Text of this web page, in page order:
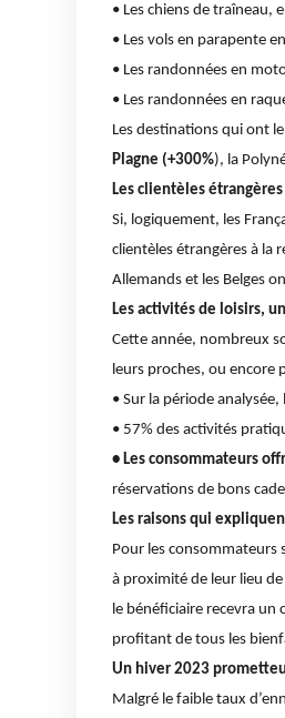
• Les chiens de traîneau,
• Les vols en parapente
• Les randonnées en
• Les randonnées en
Les destinations qui ont
Plagne (+300%), la
Les clientèles
Si, logiquement, les
clientèles étrangères à la
Allemands et les Belges
Les activités de loisirs,
Cette année, nombreux
leurs proches, ou encore
• Sur la période
• 57% des activités
• Les consommateurs
réservations de bons
Les raisons qui
Pour les consommateurs
à proximité de leur lieu
le bénéficiaire recevra
profitant de tous les
Un hiver 2023
Malgré le faible taux